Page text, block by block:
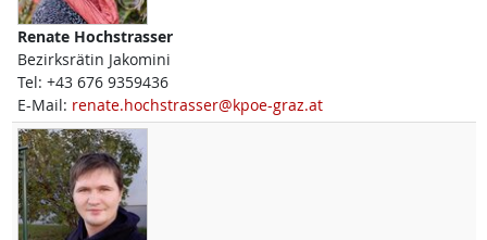
Renate Hochstrasser
Bezirksrätin Jakomini
Tel: +43 676 9359436
E-Mail: renate.hochstrasser@kpoe-graz.at